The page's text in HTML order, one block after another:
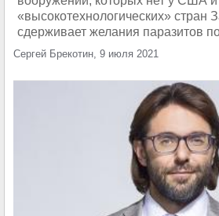
«высокотехнологических» стран
сдерживает желания паразитов
Сергей Брекотин, 9 июля 2021